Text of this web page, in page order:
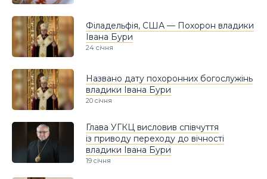
Філадельфія, США — Похорон владики
Івана Бури
24 січня
Названо дату похоронних богослужінь
владики Івана Бури
20 січня
Глава УГКЦ висловив співчуття
із приводу переходу до вічності
владики Івана Бури
19 січня